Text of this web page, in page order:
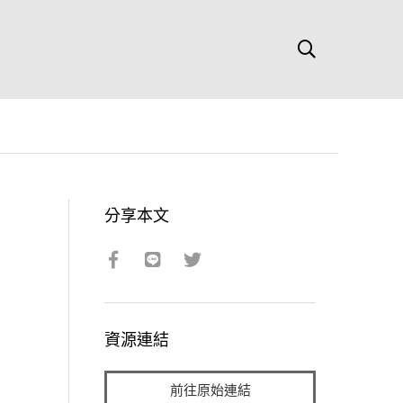
分享本文
資源連結
前往原始連結